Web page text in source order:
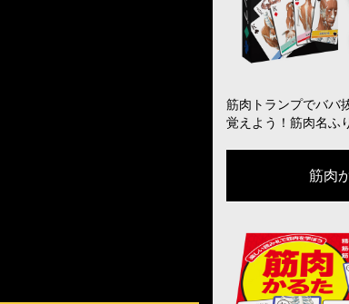
筋肉トランプでババ
覚えよう！筋肉名ふ
筋肉